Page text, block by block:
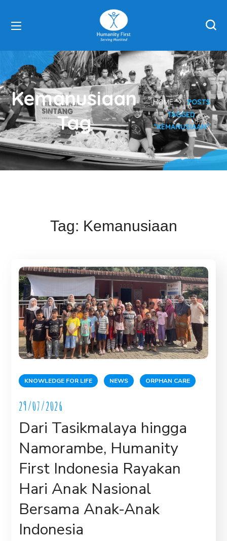
Kemanusiaan
Tag
HOME
POSTS
TAGGED
"KEMANUSIAAN"
Tag: Kemanusiaan
KNOWLEDGE FOR LIFE NEWS ORPHAN CARE
29/07/2026
Dari Tasikmalaya hingga
Namorambe, Humanity
First Indonesia Rayakan
Hari Anak Nasional
Bersama Anak-Anak
Indonesia